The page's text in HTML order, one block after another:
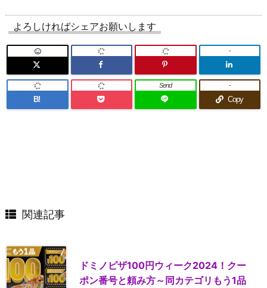
よろしければシェアお願いします
-
B!
Send
Copy
-
関連記事
ドミノピザ100円ウィーク2024！クー
ポン番号と頼み方～同カテゴリもう1品